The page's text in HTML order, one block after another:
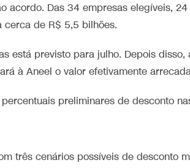
acordo. Das 34 empresas elegíveis,
cerca de R$ 5,5 bilhões.
está previsto para julho. Depois
à Aneel o valor efetivamente
preliminares de desconto
três cenários possíveis de desconto